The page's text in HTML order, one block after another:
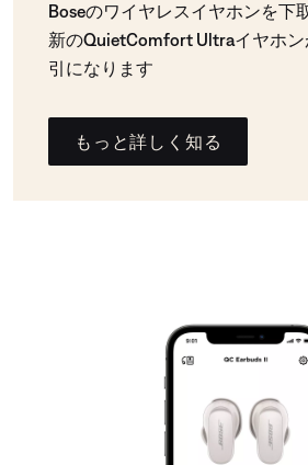
Boseのワイヤレスイヤホンを下
新のQuietComfort Ultraイヤホン
引になります
もっと詳しく知る